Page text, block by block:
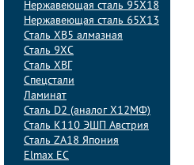
Нержавеющая сталь 95Х18
Нержавеющая сталь 65Х13
Сталь ХВ5 алмазная
Сталь 9ХС
Сталь ХВГ
Спецстали
Ламинат
Сталь D2 (аналог Х12МФ)
Сталь K110 ЭШП Австрия
Сталь ZA18 Япония
Elmax ЕС